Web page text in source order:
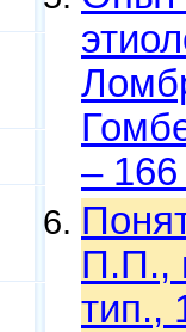
– 166
П.П.,
тип.,